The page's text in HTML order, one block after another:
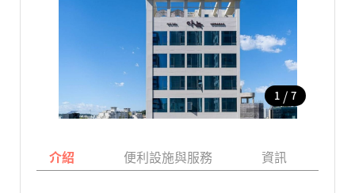
1 / 7
介紹 便利設施與服務 資訊